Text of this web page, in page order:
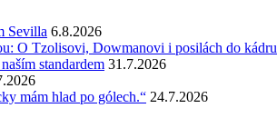
Sevilla 6.8.2026
O Tzolisovi, Dowmanovi i posilách do kádru
standardem 31.7.2026
mám hlad po gólech.“ 24.7.2026